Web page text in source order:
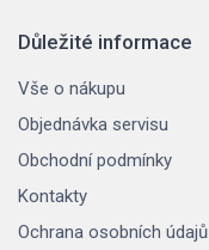
Důležité informace
Vše o nákupu
Objednávka servisu
Obchodní podmínky
Kontakty
Ochrana osobních údajů